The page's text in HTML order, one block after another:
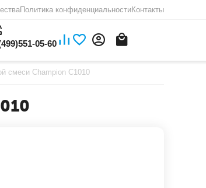
Политика конфиденциальностиКонтакты
05-60
смеси Champion C1010